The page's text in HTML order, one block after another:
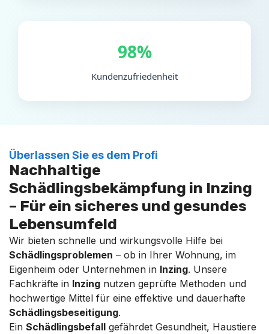
98%
Kundenzufriedenheit
Überlassen Sie es dem Profi
Nachhaltige
Schädlingsbekämpfung in Inzing
– Für ein sicheres und gesundes
Lebensumfeld
Wir bieten schnelle und wirkungsvolle Hilfe bei
Schädlingsproblemen – ob in Ihrer Wohnung, im
Eigenheim oder Unternehmen in Inzing. Unsere
Fachkräfte in Inzing nutzen geprüfte Methoden und
hochwertige Mittel für eine effektive und dauerhafte
Schädlingsbeseitigung.
Ein Schädlingsbefall gefährdet Gesundheit, Haustiere